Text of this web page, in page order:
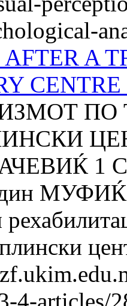
A
ПО
1
МУФИЌ 1
4-articles/